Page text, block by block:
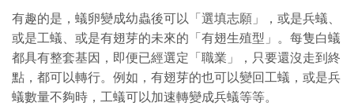
有趣的是，蟻卵變成幼蟲後可以「選填志願」，或是兵蟻、
或是工蟻、或是有翅芽的未來的「有翅生殖型」。每隻白蟻
都具有整套基因，即便已經選定「職業」，只要還沒走到終
點，都可以轉行。例如，有翅芽的也可以變回工蟻，或是兵
蟻數量不夠時，工蟻可以加速轉變成兵蟻等等。